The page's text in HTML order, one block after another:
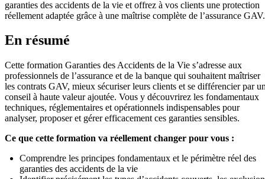
garanties des accidents de la vie et offrez à vos clients une protection
réellement adaptée grâce à une maîtrise complète de l’assurance GAV.
En résumé
Cette formation Garanties des Accidents de la Vie s’adresse aux
professionnels de l’assurance et de la banque qui souhaitent maîtriser
les contrats GAV, mieux sécuriser leurs clients et se différencier par
conseil à haute valeur ajoutée. Vous y découvrirez les fondamentaux
techniques, réglementaires et opérationnels indispensables pour
analyser, proposer et gérer efficacement ces garanties sensibles.
Ce que cette formation va réellement changer pour vous :
Comprendre les principes fondamentaux et le périmètre réel des
garanties des accidents de la vie